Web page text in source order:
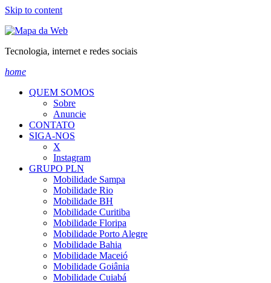
Skip to content
Tecnologia, internet e redes sociais
home
QUEM SOMOS
Sobre
Anuncie
CONTATO
SIGA-NOS
X
Instagram
GRUPO PLN
Mobilidade Sampa
Mobilidade Rio
Mobilidade BH
Mobilidade Curitiba
Mobilidade Floripa
Mobilidade Porto Alegre
Mobilidade Bahia
Mobilidade Maceió
Mobilidade Goiânia
Mobilidade Cuiabá